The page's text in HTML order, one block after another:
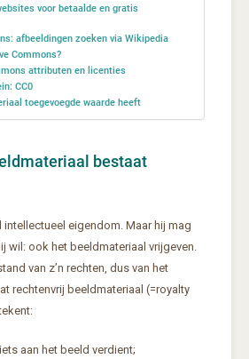
voor betaalde en gratis
afbeeldingen zoeken via Wikipedia
Commons?
attributen en licenties
CC0
toegevoegde waarde heeft
bestaat
eigendom. Maar hij mag
wil: ook het beeldmateriaal vrijgeven.
van z’n rechten, dus van het
rechtenvrij beeldmateriaal (=royalty
aan het beeld verdient;